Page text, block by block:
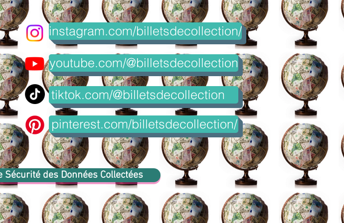
instagram.com/billetsdecollection/
youtube.com/@billetsdecollection
tiktok.com/@billetsdecollection
pinterest.com/billetsdecollection/
des Données Collectées